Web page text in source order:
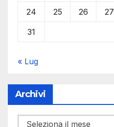
24 25 26 27
31
« Lug
Archivi
Archivi